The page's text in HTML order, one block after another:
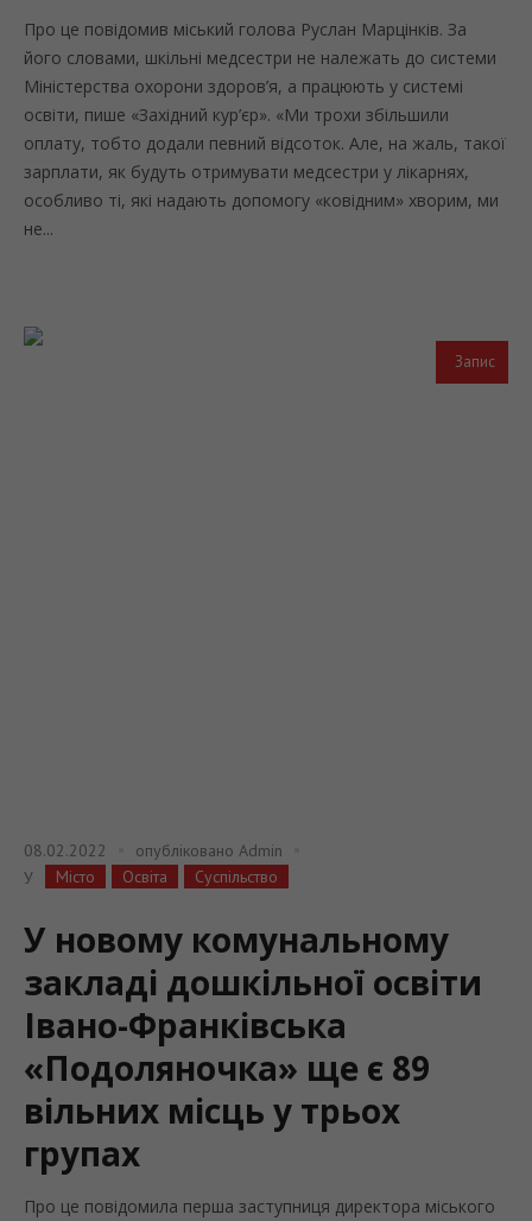
Про це повідомив міський голова Руслан Марцінків. За
його словами, шкільні медсестри не належать до системи
Міністерства охорони здоров’я, а працюють у системі
освіти, пише «Західний кур’єр». «Ми трохи збільшили
оплату, тобто додали певний відсоток. Але, на жаль, такої
зарплати, як будуть отримувати медсестри у лікарнях,
особливо ті, які надають допомогу «ковідним» хворим, ми
не...
Запис
08.02.2022 опубліковано Admin
У
Місто Освіта Суспільство
У новому комунальному
закладі дошкільної освіти
Івано-Франківська
«Подоляночка» ще є 89
вільних місць у трьох
групах
Про це повідомила перша заступниця директора міського